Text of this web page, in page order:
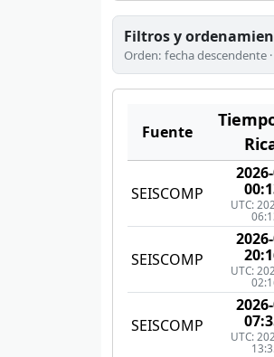
Filtros y
Orden: fecha descendente
Fuente
SEISCOMP
UTC:
SEISCOMP
UTC:
SEISCOMP
UTC: